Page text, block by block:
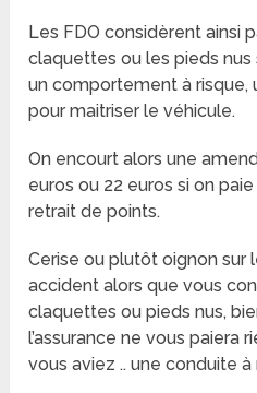
Les FDO considèrent ainsi
claquettes ou les pieds
un comportement à
pour maitriser le véhicule.
On encourt alors une
euros ou 22 euros si on
retrait de points.
Cerise ou plutôt oignon sur
accident alors que vous
claquettes ou pieds nus,
l’assurance ne vous paiera
vous aviez .. une conduite à